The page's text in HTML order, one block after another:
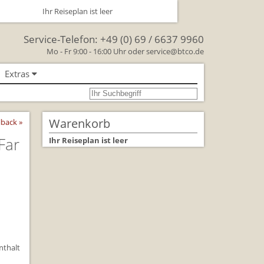
Service-Telefon: +49 (0) 69 / 6637 9960
Mo - Fr 9:00 - 16:00 Uhr oderservice@btco.de
Reise
Extras
Ihr Reiseplan ist leer
» Warenkorb
Ihr Reiseplan ist leer